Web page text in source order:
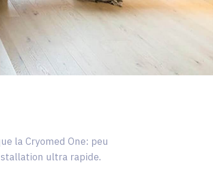
la Cryomed One: peu
ultra rapide.